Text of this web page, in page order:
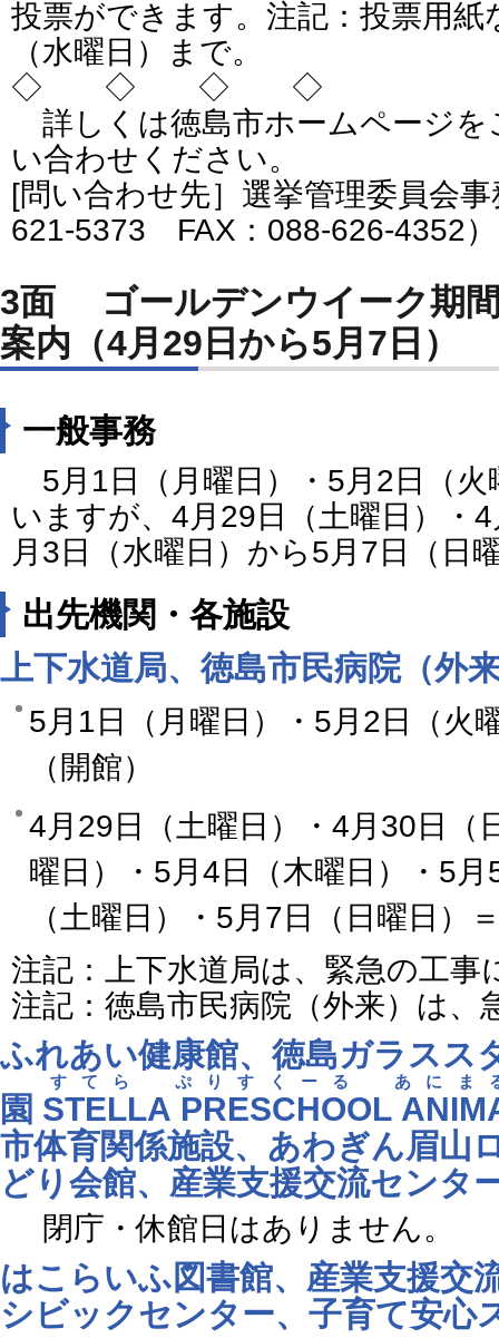
投票ができます。注記：投票用
（水曜日）まで。
◇ ◇ ◇ ◇
詳しくは徳島市ホームページを
い合わせください。
[問い合わせ先］選挙管理委員会
621-5373 FAX：088-626-4352）
3面 ゴールデンウイーク期間中の徳島市役所業務
案内（4月29日から5月7日）
一般事務
5月1日（月曜日）・5月2日（火
いますが、4月29日（土曜日）・
月3日（水曜日）から5月7日（日
出先機関・各施設
上下水道局、徳島市民病院（外
5月1日（月曜日）・5月2日（火
（開館）
4月29日（土曜日）・4月30日（
曜日）・5月4日（木曜日）・5
（土曜日）・5月7日（日曜日）
注記：上下水道局は、緊急の工事
注記：徳島市民病院（外来）は、
ふれあい健康館、徳島ガラスス
園 STELLA PRESCHOOL
すてら ぷりすくーる あにま
市体育関係施設、あわぎん眉山
どり会館、産業支援交流センタ
閉庁・休館日はありません。
はこらいふ図書館、産業支援交
シビックセンター、子育て安心